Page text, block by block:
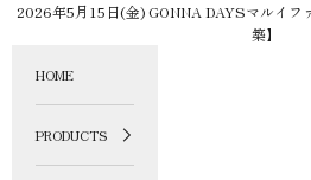
コンテンツへスキップ
2026年5月15日(金) GONNA DAYSマルイフ
築】
HOME
PRODUCTS